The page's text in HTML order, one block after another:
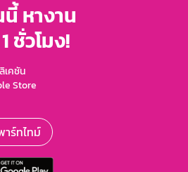
หางาน
ชั่วโมง!
เคชัน
Store
าร์ทไทม์